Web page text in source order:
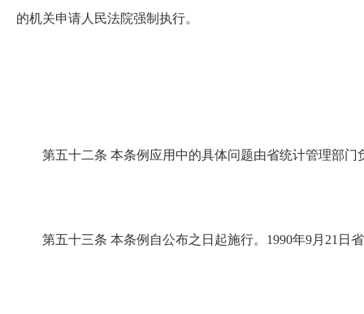
的机关申请人民法院强制执行。
第五十二条 本条例应用中的具体问题由省统计管理部门
第五十三条 本条例自公布之日起施行。1990年9月21日